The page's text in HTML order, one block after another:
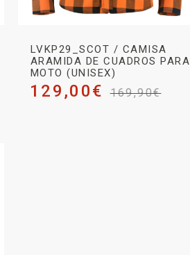
LVKP29_SCOT / CAMISA
ARAMIDA DE CUADROS PARA
MOTO (UNISEX)
169,90€
129,00€